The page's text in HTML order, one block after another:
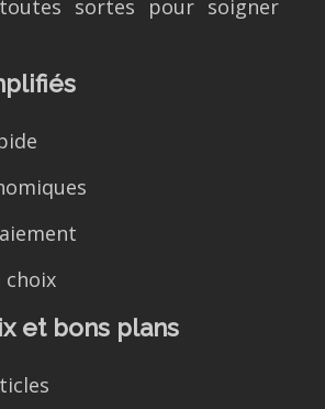
sortes pour soigner
choix
et bons plans